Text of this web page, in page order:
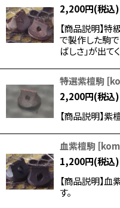
2,200円(税込)
【商品説明】
で製作した駒で
ばしさ」が出て
特選紫檀駒 [
2,200円(税込)
【商品説明】紫
血紫檀駒 [
1,200円(税込)
【商品説明】
す。